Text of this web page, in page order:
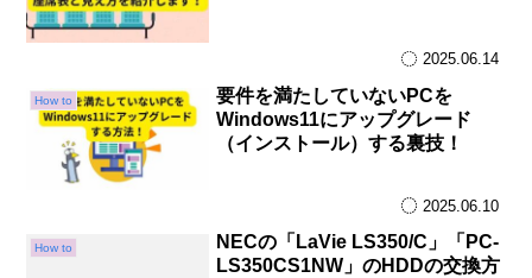
2025.06.14
How to
要件を満たしていないPCを
Windows11にアップグレード
（インストール）する裏技！
2025.06.10
How to
NECの「LaVie LS350/C」「PC-
LS350CS1NW」のHDDの交換方